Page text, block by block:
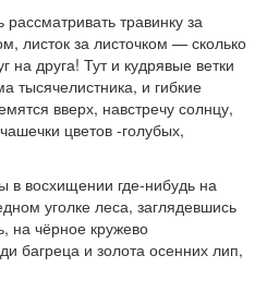
травинку за
листок за листочком — сколько
на друга! Тут и кудрявые ветки
тысячелистника, и гибкие
вверх, навстречу солнцу,
цветов -голубых,
в восхищении где-нибудь на
уголке леса, заглядевшись
на чёрное кружево
багреца и золота осенних лип,